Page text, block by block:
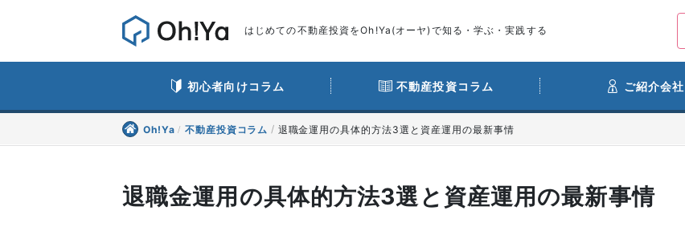
はじめての不動産投資をOh!Ya(オーヤ)で知る・学ぶ・実践する
初心者向けコラム 不動産投資コラム ご紹介会社
Oh!Ya 不動産投資コラム 退職金運用の具体的方法3選と資産運用の最新事情
退職金運用の具体的方法3選と資産運用の最新事情